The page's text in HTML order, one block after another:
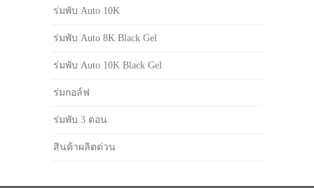
ร่มพับ Auto 10K
ร่มพับ Auto 8K Black Gel
ร่มพับ Auto 10K Black Gel
ร่มกอล์ฟ
ร่มพับ 3 ตอน
สินค้าผลิตด่วน